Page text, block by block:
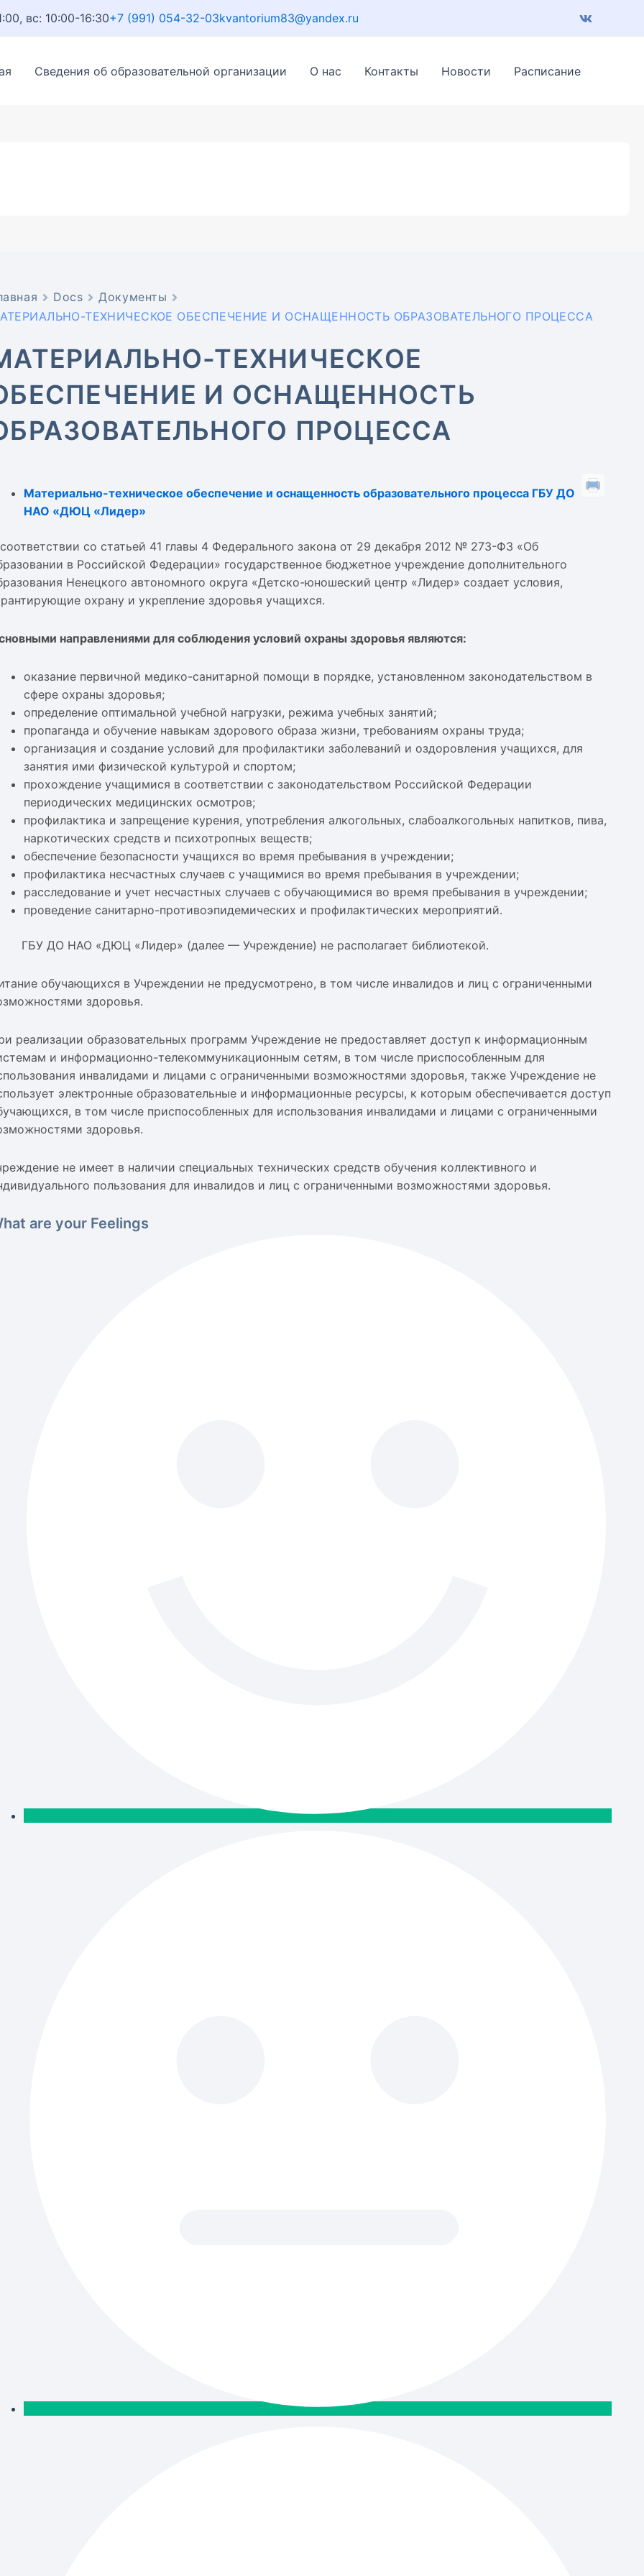
вс: 10:00-16:30+7 (991) 054-32-03kvantorium83@yandex.ru
Сведения об образовательной организации О нас Контакты Новости Расписание
Docs
Документы
ТЕХНИЧЕСКОЕ ОБЕСПЕЧЕНИЕ И ОСНАЩЕННОСТЬ ОБРАЗОВАТЕЛЬНОГО ПРОЦЕССА
ТЕХНИЧЕСКОЕ
И ОСНАЩЕННОСТЬ
ПРОЦЕССА
Материально-техническое обеспечение и оснащенность образовательного процесса ГБУ ДО
НАО «ДЮЦ «Лидер»
со статьей 41 главы 4 Федерального закона от 29 декабря 2012 № 273-ФЗ «Об
в Российской Федерации» государственное бюджетное учреждение дополнительного
Ненецкого автономного округа «Детско-юношеский центр «Лидер» создает условия,
охрану и укрепление здоровья учащихся.
направлениями для соблюдения условий охраны здоровья являются:
оказание первичной медико-санитарной помощи в порядке, установленном законодательством в
сфере охраны здоровья;
определение оптимальной учебной нагрузки, режима учебных занятий;
пропаганда и обучение навыкам здорового образа жизни, требованиям охраны труда;
организация и создание условий для профилактики заболеваний и оздоровления учащихся, для
занятия ими физической культурой и спортом;
прохождение учащимися в соответствии с законодательством Российской Федерации
периодических медицинских осмотров;
профилактика и запрещение курения, употребления алкогольных, слабоалкогольных напитков, пива,
наркотических средств и психотропных веществ;
обеспечение безопасности учащихся во время пребывания в учреждении;
профилактика несчастных случаев с учащимися во время пребывания в учреждении;
расследование и учет несчастных случаев с обучающимися во время пребывания в учреждении;
проведение санитарно-противоэпидемических и профилактических мероприятий.
ДО НАО «ДЮЦ «Лидер» (далее — Учреждение) не располагает библиотекой.
обучающихся в Учреждении не предусмотрено, в том числе инвалидов и лиц с ограниченными
здоровья.
реализации образовательных программ Учреждение не предоставляет доступ к информационным
и информационно-телекоммуникационным сетям, в том числе приспособленным для
инвалидами и лицами с ограниченными возможностями здоровья, также Учреждение не
электронные образовательные и информационные ресурсы, к которым обеспечивается доступ
в том числе приспособленных для использования инвалидами и лицами с ограниченными
здоровья.
не имеет в наличии специальных технических средств обучения коллективного и
пользования для инвалидов и лиц с ограниченными возможностями здоровья.
are your Feelings